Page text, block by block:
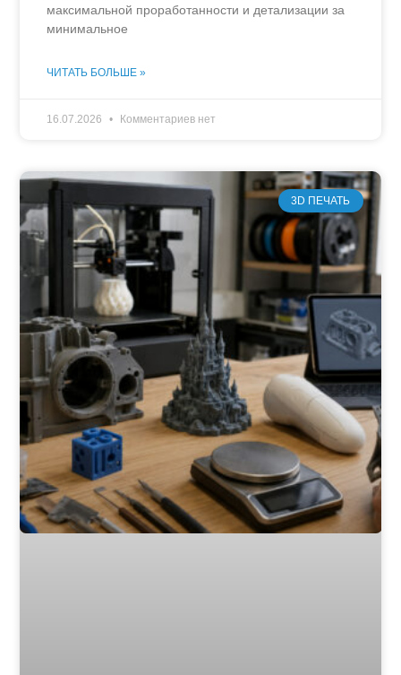
максимальной проработанности и детализации за
минимальное
ЧИТАТЬ БОЛЬШЕ »
16.07.2026 Комментариев нет
3D ПЕЧАТЬ